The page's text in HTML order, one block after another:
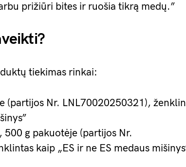
prižiūri bites ir ruošia tikrą medų.”
tiekimas rinkai:
(partijos Nr. LNL70020250321),
500 g pakuotėje (partijos Nr.
kaip „ES ir ne ES medaus